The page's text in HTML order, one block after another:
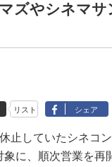
ズやシネマ
リスト シェア
止していたシネコ
象に、順次営業を再